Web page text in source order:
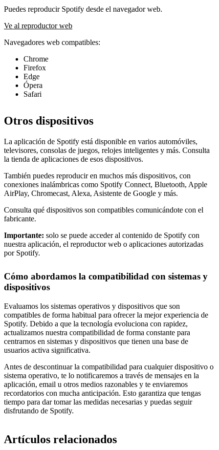
Puedes reproducir Spotify desde el navegador web.
Ve al reproductor web
Navegadores web compatibles:
Chrome
Firefox
Edge
Ópera
Safari
Otros dispositivos
La aplicación de Spotify está disponible en varios automóviles,
televisores, consolas de juegos, relojes inteligentes y más. Consulta
la tienda de aplicaciones de esos dispositivos.
También puedes reproducir en muchos más dispositivos, con
conexiones inalámbricas como Spotify Connect, Bluetooth, Apple
AirPlay, Chromecast, Alexa, Asistente de Google y más.
Consulta qué dispositivos son compatibles comunicándote con el
fabricante.
Importante: solo se puede acceder al contenido de Spotify con
nuestra aplicación, el reproductor web o aplicaciones autorizadas
por Spotify.
Cómo abordamos la compatibilidad con sistemas y
dispositivos
Evaluamos los sistemas operativos y dispositivos que son
compatibles de forma habitual para ofrecer la mejor experiencia de
Spotify. Debido a que la tecnología evoluciona con rapidez,
actualizamos nuestra compatibilidad de forma constante para
centrarnos en sistemas y dispositivos que tienen una base de
usuarios activa significativa.
Antes de descontinuar la compatibilidad para cualquier dispositivo o
sistema operativo, te lo notificaremos a través de mensajes en la
aplicación, email u otros medios razonables y te enviaremos
recordatorios con mucha anticipación. Esto garantiza que tengas
tiempo para dar tomar las medidas necesarias y puedas seguir
disfrutando de Spotify.
Artículos relacionados